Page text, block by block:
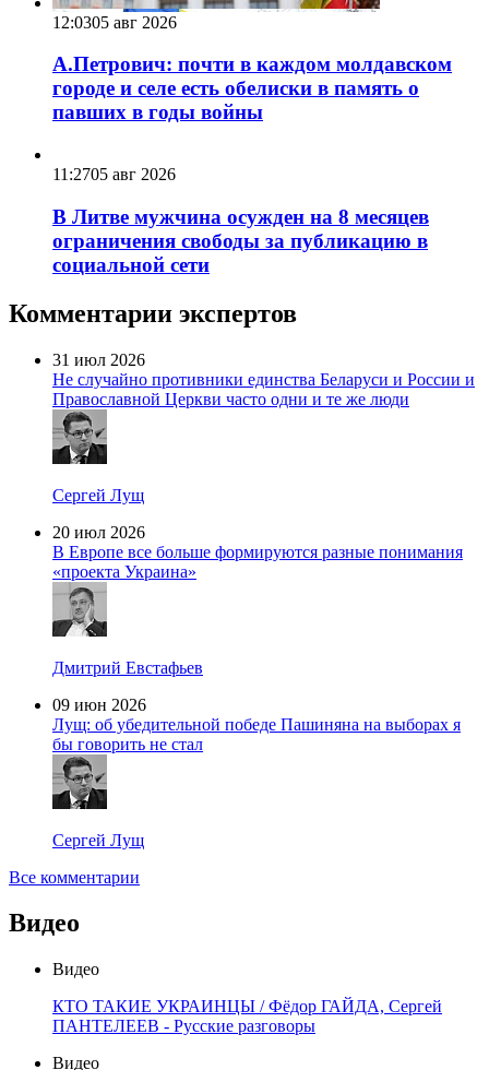
12:0305 авг 2026
А.Петрович: почти в каждом молдавском
городе и селе есть обелиски в память о
павших в годы войны
11:2705 авг 2026
В Литве мужчина осужден на 8 месяцев
ограничения свободы за публикацию в
социальной сети
Комментарии экспертов
31 июл 2026
Не случайно противники единства Беларуси и России и
Православной Церкви часто одни и те же люди
Сергей Лущ
20 июл 2026
В Европе все больше формируются разные понимания
«проекта Украина»
Дмитрий Евстафьев
09 июн 2026
Лущ: об убедительной победе Пашиняна на выборах я
бы говорить не стал
Сергей Лущ
Все комментарии
Видео
Видео
КТО ТАКИЕ УКРАИНЦЫ / Фёдор ГАЙДА, Сергей
ПАНТЕЛЕЕВ - Русские разговоры
Видео